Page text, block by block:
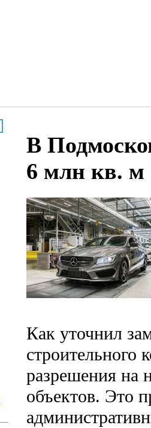
В
6 млн кв. м
Как уточнил
разрешения на
объектов. Это